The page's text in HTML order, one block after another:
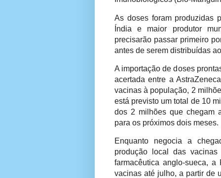
As doses foram produzidas
Índia e maior produtor
precisarão passar primeiro
antes de serem distribuídas
A importação de doses
acertada entre a
vacinas à população, 2
está previsto um total de 10
dos 2 milhões que chegam
para os próximos dois meses.
Enquanto negocia a
produção local das
farmacêutica anglo-sueca,
vacinas até julho, a partir de